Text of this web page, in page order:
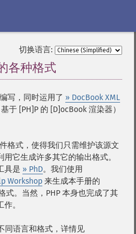
切换语言:
各种格式
写，同时运用了 » DocBook XML
基于 [PH]P 的 [D]ocBook 渲染器）
格式，使得我们只需维护该源文
它生成许多其它的输出格式。
具是 » PhD。我们使用
Workshop 来生成本手册的
式。当然，PHP 本身也完成了其
。
同语言和格式，详情见